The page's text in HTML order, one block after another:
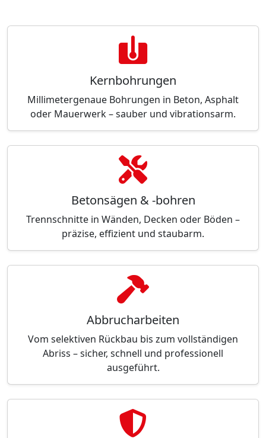
Kernbohrungen
Millimetergenaue Bohrungen in Beton, Asphalt
oder Mauerwerk – sauber und vibrationsarm.
Betonsägen & -bohren
Trennschnitte in Wänden, Decken oder Böden –
präzise, effizient und staubarm.
Abbrucharbeiten
Vom selektiven Rückbau bis zum vollständigen
Abriss – sicher, schnell und professionell
ausgeführt.